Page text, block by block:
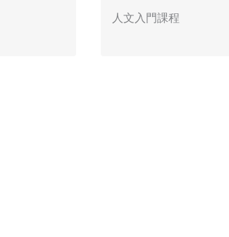
人文入門課程